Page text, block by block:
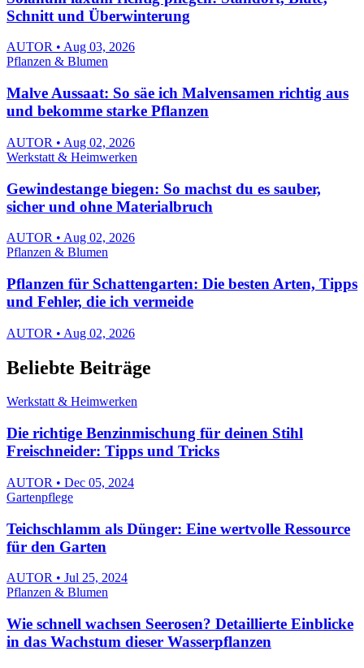
Schnitt und Überwinterung
AUTOR • Aug 03, 2026
Pflanzen & Blumen
Malve Aussaat: So säe ich Malvensamen richtig aus
und bekomme starke Pflanzen
AUTOR • Aug 02, 2026
Werkstatt & Heimwerken
Gewindestange biegen: So machst du es sauber,
sicher und ohne Materialbruch
AUTOR • Aug 02, 2026
Pflanzen & Blumen
Pflanzen für Schattengarten: Die besten Arten, Tipps
und Fehler, die ich vermeide
AUTOR • Aug 02, 2026
Beliebte Beiträge
Werkstatt & Heimwerken
Die richtige Benzinmischung für deinen Stihl
Freischneider: Tipps und Tricks
AUTOR • Dec 05, 2024
Gartenpflege
Teichschlamm als Dünger: Eine wertvolle Ressource
für den Garten
AUTOR • Jul 25, 2024
Pflanzen & Blumen
Wie schnell wachsen Seerosen? Detaillierte Einblicke
in das Wachstum dieser Wasserpflanzen